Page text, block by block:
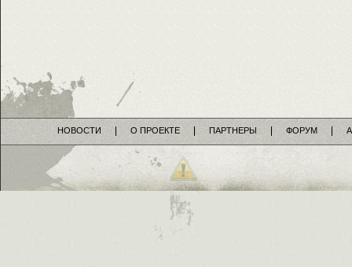
НОВОСТИ О ПРОЕКТЕ ПАРТНЕРЫ ФОРУМ